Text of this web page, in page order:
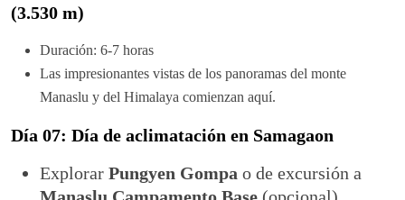
(3.530 m)
Duración: 6-7 horas
Las impresionantes vistas de los panoramas del monte
Manaslu y del Himalaya comienzan aquí.
Día 07: Día de aclimatación en Samagaon
Explorar Pungyen Gompa o de excursión a